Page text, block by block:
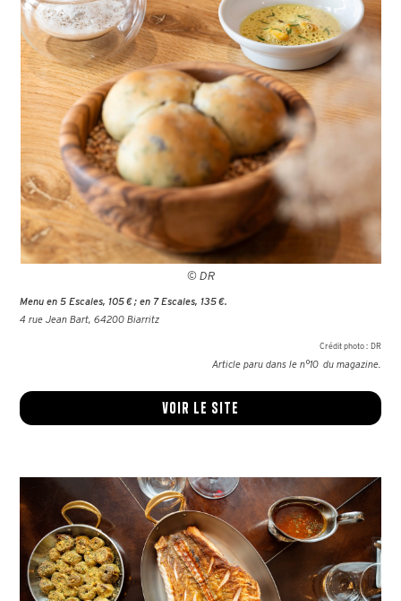
© DR
Menu en 5 Escales, 105 € ; en 7 Escales, 135 €.
4 rue Jean Bart, 64200 Biarritz
Crédit photo : DR
Article paru dans le n°10 du magazine.
Voir le site